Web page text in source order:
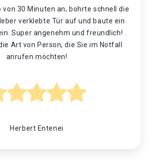
von 30 Minuten an, bohrte schnell die
verklebte Tür auf und baute ein
Super angenehm und freundlich! .
Art von Person, die Sie im Notfall
anrufen möchten!
Herbert Entenei